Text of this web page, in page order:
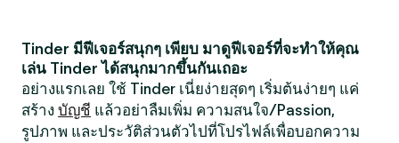
Tinder มีฟีเจอร์สนุกๆ เพียบ มาดูฟีเจอร์ที่จะทำให้คุณ
เล่น Tinder ได้สนุกมากขึ้นกันเถอะ
อย่างแรกเลย ใช้ Tinder เนี่ยง่ายสุดๆ เริ่มต้นง่ายๆ แค่
สร้าง บัญชี แล้วอย่าลืมเพิ่ม ความสนใจ/Passion,
รูปภาพ และประวัติส่วนตัวไปที่โปรไฟล์เพื่อบอกความ